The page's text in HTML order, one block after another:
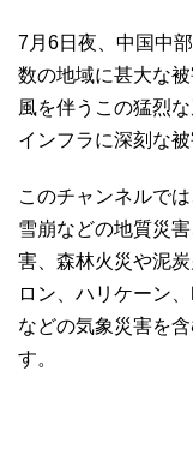
7月6日夜、中国中
数の地域に甚大な
風を伴うこの猛烈
インフラに深刻な被
このチャンネルで
雪崩などの地質災
害、森林火災や泥
ロン、ハリケーン
などの気象災害を
す。